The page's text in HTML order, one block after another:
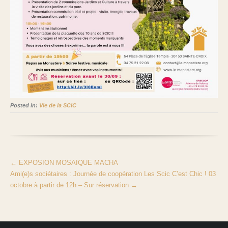
Posted in: Vie de la SCIC
← EXPOSION MOSAIQUE MACHA
Ami(e)s sociétaires : Journée de coopération Les Scic C’est Chic ! 03
octobre à partir de 12h – Sur réservation →
Aucune annonce en cours